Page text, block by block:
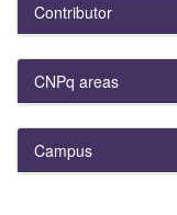
Contributor
CNPq areas
Campus